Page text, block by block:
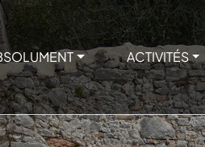
ACTIVITÉS